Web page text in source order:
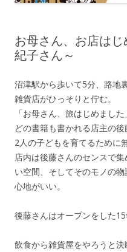
お母さん、お店は
紀子さん～
沼津駅から歩いて5分、路地
雑貨店がひっそりと佇む。
「お母さん、旅はじめまし
どの書籍も書かれる店主の後
2人の子どもを育てるために
店内は後藤さんのセンスで
い空間、そしてそのモノの
心地がいい。
後藤さんはオープンをした15
飲食から雑貨屋をやろうと決